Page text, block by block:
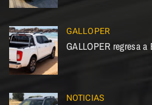
GALLOPER
GALLOPER regresa a
NOTICIAS